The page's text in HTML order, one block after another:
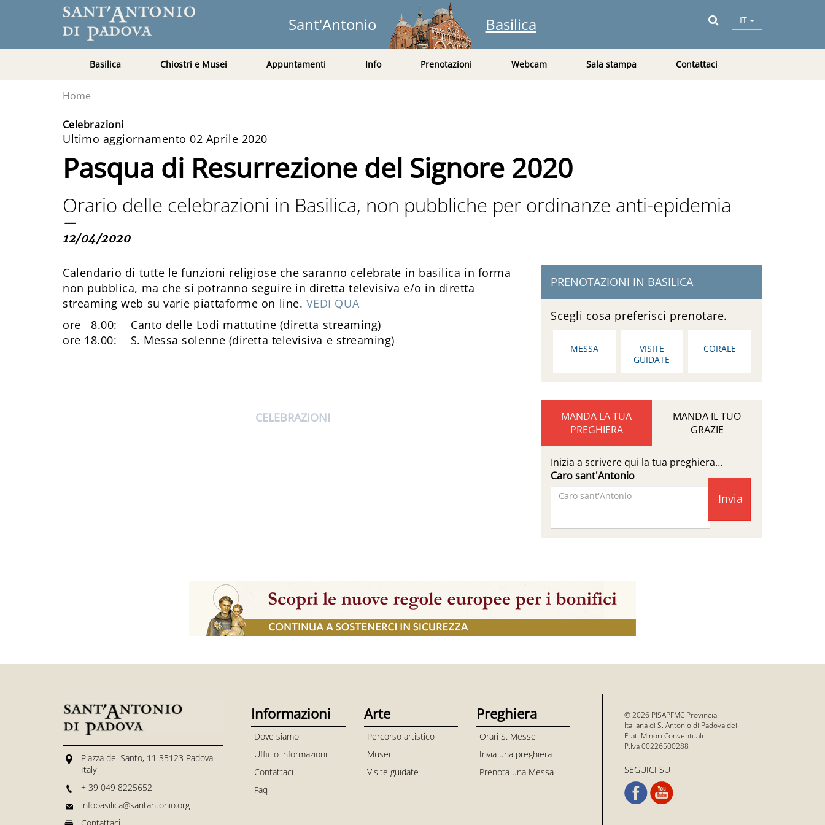
Sant'Antonio Basilica IT
Basilica Chiostri e Musei Appuntamenti Info Prenotazioni Webcam Sala stampa Contattaci
Home
Celebrazioni
Ultimo aggiornamento 02 Aprile 2020
Pasqua di Resurrezione del Signore 2020
Orario delle celebrazioni in Basilica, non pubbliche per ordinanze anti-epidemia
—
12/04/2020
Calendario di tutte le funzioni religiose che saranno celebrate in basilica in forma
non pubblica, ma che si potranno seguire in diretta televisiva e/o in diretta
streaming web su varie piattaforme on line. VEDI QUA
ore 8.00: Canto delle Lodi mattutine (diretta streaming)
ore 18.00: S. Messa solenne (diretta televisiva e streaming)
CELEBRAZIONI
PRENOTAZIONI IN BASILICA
Scegli cosa preferisci prenotare.
MESSA
VISITE
GUIDATE
CORALE
MANDA LA TUA
PREGHIERA
MANDA IL TUO
GRAZIE
Inizia a scrivere qui la tua preghiera…
Caro sant'Antonio
Piazza del Santo, 11 35123 Padova -
Italy
+ 39 049 8225652
infobasilica@santantonio.org
Informazioni
Dove siamo
Ufficio informazioni
Contattaci
Faq
Arte
Percorso artistico
Musei
Visite guidate
Preghiera
Orari S. Messe
Invia una preghiera
Prenota una Messa
© 2026 PISAPFMC Provincia
Italiana di S. Antonio di Padova dei
Frati Minori Conventuali
P.Iva 00226500288
SEGUICI SU